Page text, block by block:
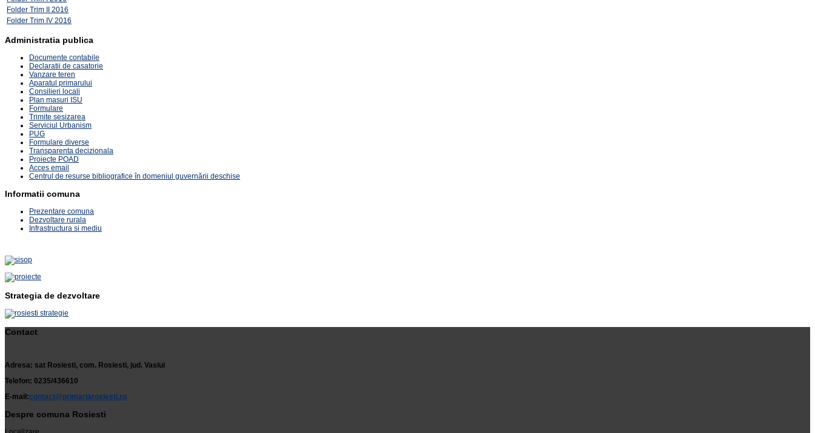
Folder Trim II 2016
Folder Trim IV 2016
Administratia publica
Documente contabile
Declaratii de casatorie
Vanzare teren
Aparatul primarului
Consilieri locali
Plan masuri ISU
Formulare
Trimite sesizarea
Serviciul Urbanism
PUG
Formulare diverse
Transparenta decizionala
Proiecte POAD
Acces email
Centrul de resurse bibliografice în domeniul guvernării deschise
Informatii comuna
Prezentare comuna
Dezvoltare rurala
Infrastructura si mediu
Strategia de dezvoltare
Contact
Adresa: sat Rosiesti, com. Rosiesti, jud. Vaslui
Telefon: 0235/436610
E-mail:contact@primariarosiesti.ro
Despre comuna Rosiesti